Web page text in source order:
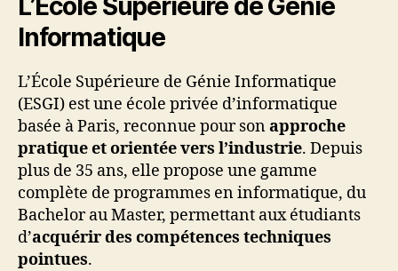
Informatique
L’École Supérieure de Génie Informatique
(ESGI) est une école privée d’informatique
basée à Paris, reconnue pour sonapproche
pratique et orientée vers l’industrie. Depuis
plus de 35 ans, elle propose une gamme
complète de programmes en informatique, du
Bachelor au Master, permettant aux étudiants
d’acquérir des compétences techniques
pointues.